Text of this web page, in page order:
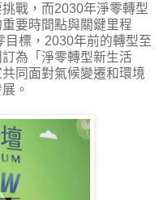
戰，而2030年淨零轉型
要時間點與關鍵里程
標，2030年前的轉型至
為「淨零轉型新生活
同面對氣候變遷和環境
。